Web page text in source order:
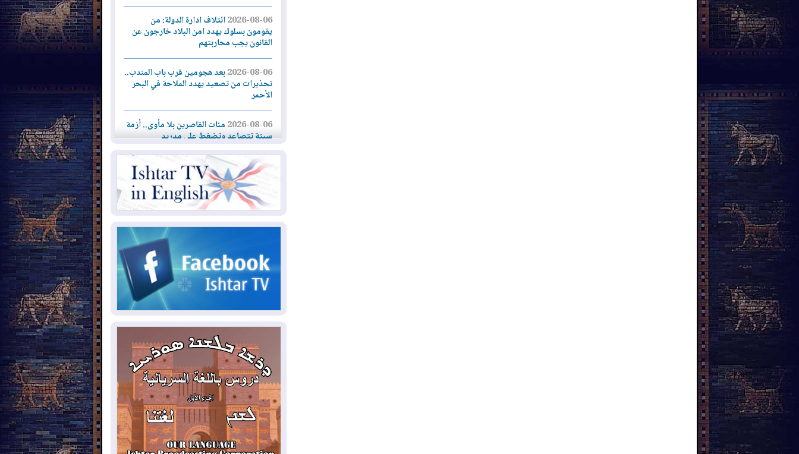
2026-08-06ائتلاف ادارة الدولة: من
يقومون بسلوك يهدد امن البلاد خارجون عن
القانون يجب محاربتهم
2026-08-06بعد هجومين قرب باب المندب..
تحذيرات من تصعيد يهدد الملاحة في البحر
الأحمر
2026-08-06مئات القاصرين بلا مأوى.. أزمة
سبتة تتصاعد وتضغط على مدريد
2026-08-05
لمدة عام.. بدء توريد 100
مليون قدم مكعب يومياً من غاز كورمور في
إقليم كوردستان إلى وزارة الكهرباء العراقية
ملامح أخطر التحديات التي تواجه العراق
2026-08-05
حرائق فرنسا.. توقيف 402
شخص بينهم 156 قاصرا منذ بداية موسم
الحرائق
2026-08-04سومو: إنتاج النفط في إقليم
كوردستان انخفض إلى أقل من 10%
2026-08-04ملفات حقبة الكاظمي تعود إلى
الواجهة.. أنباء عن مراجعات قضائية
وتحقيقات أوسع في قضايا فساد
2026-08-04
بيترو يشكو تزوير الانتخابات
الرئاسية ويحذر من "حرب أهلية" في
كولومبيا